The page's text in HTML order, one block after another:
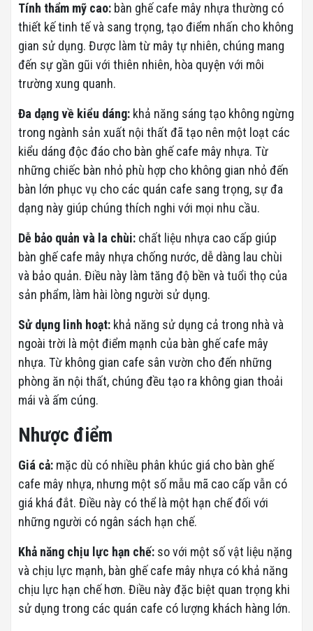
Tính thẩm mỹ cao: bàn ghế cafe mây nhựa thường có
thiết kế tinh tế và sang trọng, tạo điểm nhấn cho không
gian sử dụng. Được làm từ mây tự nhiên, chúng mang
đến sự gần gũi với thiên nhiên, hòa quyện với môi
trường xung quanh.
Đa dạng về kiểu dáng: khả năng sáng tạo không ngừng
trong ngành sản xuất nội thất đã tạo nên một loạt các
kiểu dáng độc đáo cho bàn ghế cafe mây nhựa. Từ
những chiếc bàn nhỏ phù hợp cho không gian nhỏ đến
bàn lớn phục vụ cho các quán cafe sang trọng, sự đa
dạng này giúp chúng thích nghi với mọi nhu cầu.
Dễ bảo quản và la chùi: chất liệu nhựa cao cấp giúp
bàn ghế cafe mây nhựa chống nước, dễ dàng lau chùi
và bảo quản. Điều này làm tăng độ bền và tuổi thọ của
sản phẩm, làm hài lòng người sử dụng.
Sử dụng linh hoạt: khả năng sử dụng cả trong nhà và
ngoài trời là một điểm mạnh của bàn ghế cafe mây
nhựa. Từ không gian cafe sân vườn cho đến những
phòng ăn nội thất, chúng đều tạo ra không gian thoải
mái và ấm cúng.
Nhược điểm
Giá cả: mặc dù có nhiều phân khúc giá cho bàn ghế
cafe mây nhựa, nhưng một số mẫu mã cao cấp vẫn có
giá khá đắt. Điều này có thể là một hạn chế đối với
những người có ngân sách hạn chế.
Khả năng chịu lực hạn chế: so với một số vật liệu nặng
và chịu lực mạnh, bàn ghế cafe mây nhựa có khả năng
chịu lực hạn chế hơn. Điều này đặc biệt quan trọng khi
sử dụng trong các quán cafe có lượng khách hàng lớn.